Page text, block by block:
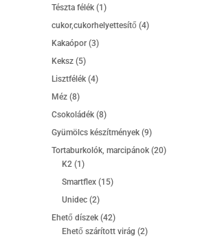
Tészta félék 1 1
termék
cukor,cukorhelyettesítő 44
Kakaópor 33
Keksz 55
termék
Lisztfélék 44
Méz 88
termék
Csokoládék 88
termék
Gyümölcs készítmények 99
termék
Tortaburkolók, marcipánok 2020
K2 1 1
termék
Smartflex 1515
Unidec 22
termék
Ehető díszek 4242
termék
Ehető szárított virág 22